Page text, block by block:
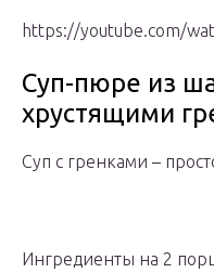
https://youtube.com/
Суп-пюре из
хрустящими
Суп с гренками –
Ингредиенты на 2